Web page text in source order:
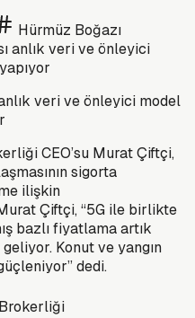
Hürmüz Boğazı
veri ve önleyici model
CEO’su Murat Çiftçi,
sigorta
ilişkin
Çiftçi, “5G ile birlikte
bazlı fiyatlama artık
Konut ve yangın
dedi.